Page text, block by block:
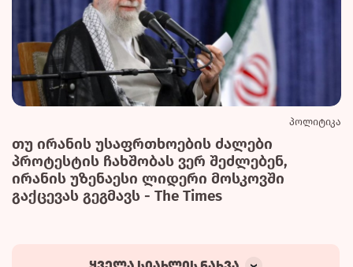
პოლიტიკა
თუ ირანის უსაფრთხოების ძალები
პროტესტის ჩახშობას ვერ შეძლებენ,
ირანის უზენაესი ლიდერი მოსკოვში
გაქცევას გეგმავს - The Times